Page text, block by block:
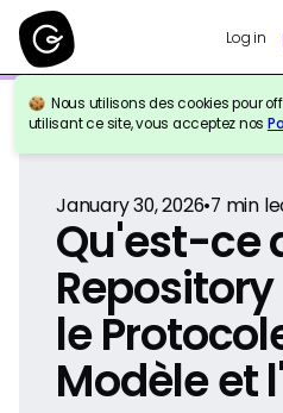
Log in
Nous utilisons des cookies pour
utilisant ce site, vous acceptez nos
Retour à la référence
January 30, 2026•7 min
Qu'est-ce
le
Modèle et